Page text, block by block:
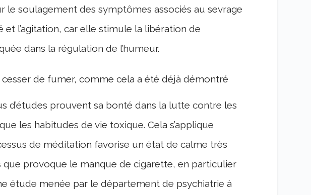
le soulagement des symptômes associés au sevrage
et l’agitation, car elle stimule la libération de
dans la régulation de l’humeur.
cesser de fumer, comme cela a été déjà démontré
d’études prouvent sa bonté dans la lutte contre les
les habitudes de vie toxique. Cela s’applique
de méditation favorise un état de calme très
que provoque le manque de cigarette, en particulier
étude menée par le département de psychiatrie à